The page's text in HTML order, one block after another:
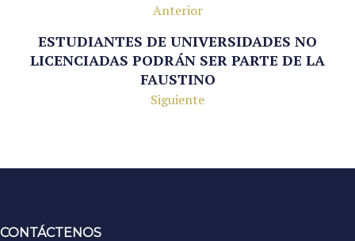
Anterior
ESTUDIANTES DE UNIVERSIDADES NO
LICENCIADAS PODRÁN SER PARTE DE LA
FAUSTINO
Siguiente
CONTÁCTENOS